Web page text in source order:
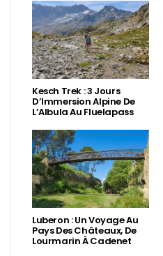
Kesch Trek : 3 Jours
D’Immersion Alpine De
L’Albula Au Fluelapass
Luberon : Un Voyage Au
Pays Des Châteaux, De
Lourmarin À Cadenet